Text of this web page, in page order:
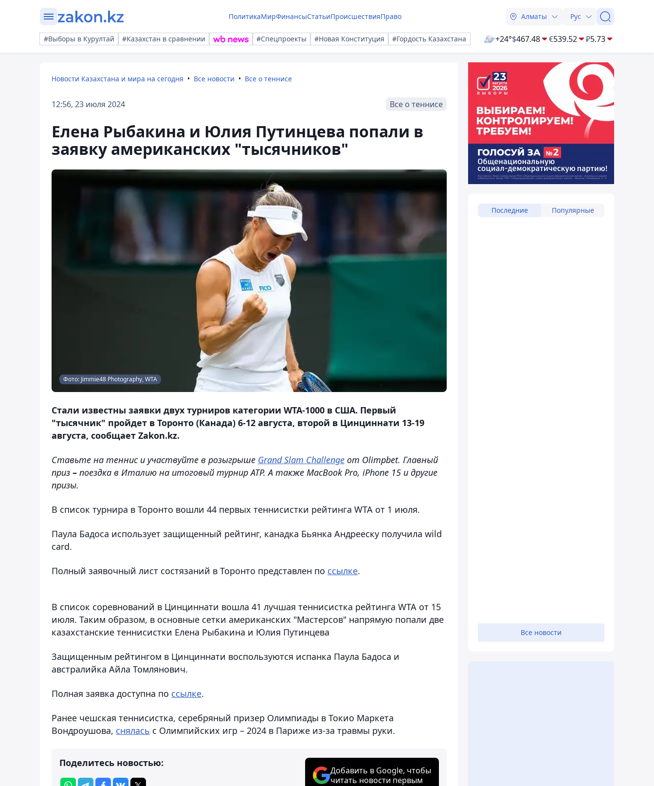
ПолитикаМирФинансыСтатьиПроисшествияПраво Алматы Рус
#Выборы в Курултай #Казахстан в сравнении #Спецпроекты #Новая Конституция #Гордость Казахстана +24°$467.48 €539.52 ₽5.73
Новости Казахстана и мира на сегодня Все новости Все о теннисе
12:56, 23 июля 2024 Все о теннисе
Елена Рыбакина и Юлия Путинцева попали в
заявку американских "тысячников"
Фото: Jimmie48 Photography, WTA
Стали известны заявки двух турниров категории WTA-1000 в США. Первый
"тысячник" пройдет в Торонто (Канада) 6-12 августа, второй в Цинциннати 13-19
августа, сообщает Zakon.kz.
Ставьте на теннис и участвуйте в розыгрыше Grand Slam Challenge от Olimpbet. Главный
приз – поездка в Италию на итоговый турнир ATP. А также MacBook Pro, iPhone 15 и другие
призы.
В список турнира в Торонто вошли 44 первых теннисистки рейтинга WTA от 1 июля.
Паула Бадоса использует защищенный рейтинг, канадка Бьянка Андрееску получила wild
card.
Полный заявочный лист состязаний в Торонто представлен по ссылке.
В список соревнований в Цинциннати вошла 41 лучшая теннисистка рейтинга WTA от 15
июля. Таким образом, в основные сетки американских "Мастерсов" напрямую попали две
казахстанские теннисистки Елена Рыбакина и Юлия Путинцева
Защищенным рейтингом в Цинциннати воспользуются испанка Паула Бадоса и
австралийка Айла Томлянович.
Полная заявка доступна по ссылке.
Ранее чешская теннисистка, серебряный призер Олимпиады в Токио Маркета
Вондроушова, снялась с Олимпийских игр – 2024 в Париже из-за травмы руки.
Поделитесь новостью:
Добавить в Google, чтобы
читать новости первым
Последние Популярные
Все новости